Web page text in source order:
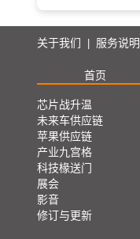
关于我们 服务说明
首页
芯片战升温
未来车供应链
苹果供应链
产业九宫格
科技椽送门
展会
影音
修订与更新